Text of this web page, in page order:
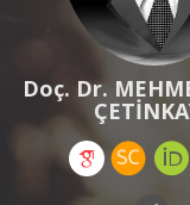
Doç. Dr.